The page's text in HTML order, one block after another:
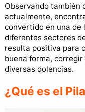
Observando también
actualmente,
convertido en una de
diferentes sectores
resulta positiva para
buena forma,
diversas dolencias.
¿Qué es el